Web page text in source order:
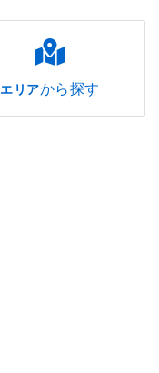
エリアから探す